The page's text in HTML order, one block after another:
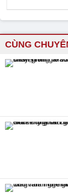
CÙNG